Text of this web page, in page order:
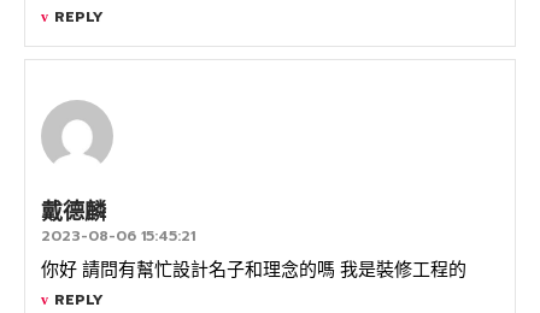
REPLY
戴德麟
2023-08-06 15:45:21
你好 請問有幫忙設計名子和理念的嗎 我是裝修工程的
REPLY